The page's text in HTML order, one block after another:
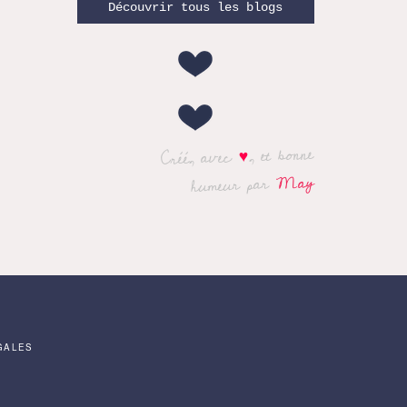
Découvrir tous les blogs
Créé, avec♥, et bonne
humeur parMay